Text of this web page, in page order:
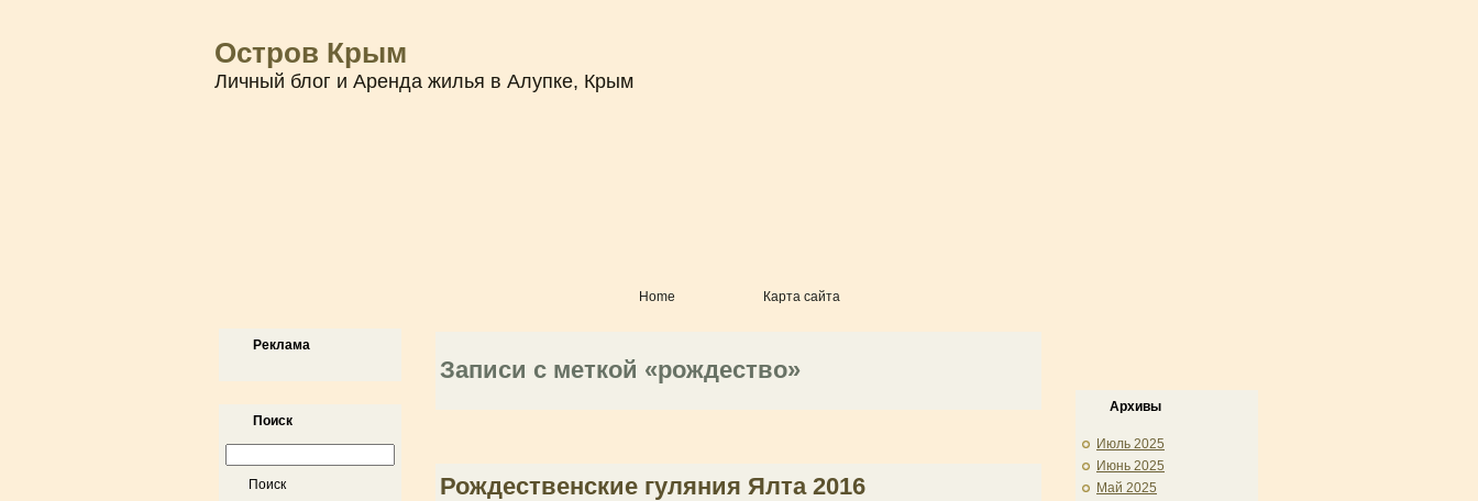
Остров Крым
Личный блог и Аренда жилья в Алупке, Крым
Home Карта сайта
Реклама
Поиск
Записи с меткой «рождество»
Рождественские гуляния Ялта 2016
Архивы
Июль 2025
Июнь 2025
Май 2025